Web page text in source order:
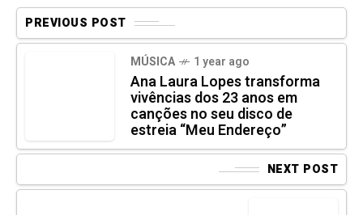
PREVIOUS POST
MÚSICA 1 year ago
Ana Laura Lopes transforma
vivências dos 23 anos em
canções no seu disco de
estreia “Meu Endereço”
NEXT POST